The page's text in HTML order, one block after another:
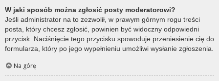
W jaki sposób można zgłosić posty moderatorowi?
Jeśli administrator na to zezwolił, w prawym górnym rogu treści
posta, który chcesz zgłosić, powinien być widoczny odpowiedni
przycisk. Naciśnięcie tego przycisku spowoduje przeniesienie cię do
formularza, który po jego wypełnieniu umożliwi wysłanie zgłoszenia.
Na górę